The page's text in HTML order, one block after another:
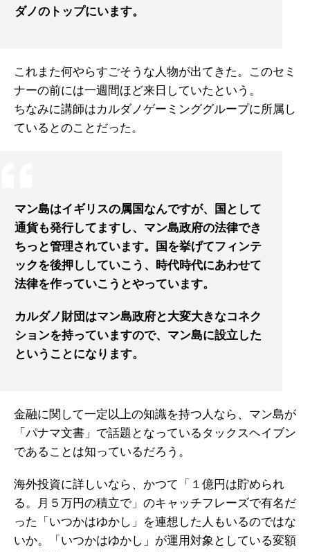
ダノのトップにいます。
これまた何やらすごそうな人物が出てきた。このセミ
ナーの前には一週間ほど来日していたという。
ちなみに講師はカルダノゲーミンググループに所属し
ているとのことだった。
マン島はイギリスの属国なんですが、国として
通貨も発行してますし、マン島政府の法律でき
ちっと管理されています。国を挙げてフィンテ
ックを後押ししていこう、時代時代にあわせて
法律を作っていこうとやっています。
カルダノ財団はマン島政府と大変大きなコネク
ションを持っていますので、マン島に設立した
ということになります。
金融に関して一定以上の知識を持つ人なら、マン島が
「パナマ文書」で話題となっているタックスヘイブン
であることは知っているだろう。
海外投資に詳しいなら、かつて「１億円は貯められ
る。月５万円の積立で」のキャッチフレーズで有名だ
った「いつかはゆかし」を連想した人もいるのではな
いか。「いつかはゆかし」が運用対象としている変額